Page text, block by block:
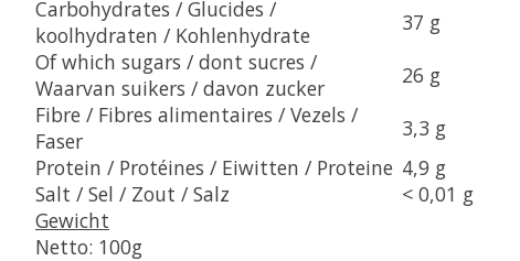
Carbohydrates / Glucides /
koolhydraten / Kohlenhydrate
37 g
Of which sugars / dont sucres /
Waarvan suikers / davon zucker
26 g
Fibre / Fibres alimentaires / Vezels /
Faser
3,3 g
Protein / Protéines / Eiwitten / Proteine 4,9 g
Salt / Sel / Zout / Salz
< 0,01 g
Gewicht
Netto: 100g